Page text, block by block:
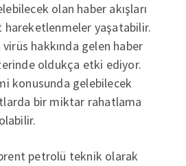
olan haber akışları
yaşatabilir.
hakkında gelen haber
oldukça etki ediyor.
konusunda gelebilecek
bir miktar rahatlama
brent petrolü teknik olarak